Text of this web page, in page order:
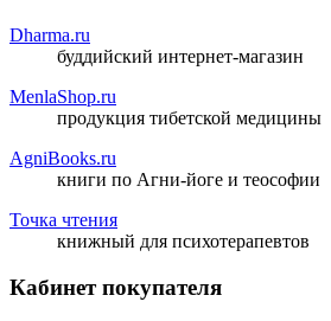
Dharma.ru
буддийский интернет-магазин
MenlaShop.ru
продукция тибетской медицины
AgniBooks.ru
книги по Агни-йоге и теософии
Точка чтения
книжный для психотерапевтов
Кабинет покупателя